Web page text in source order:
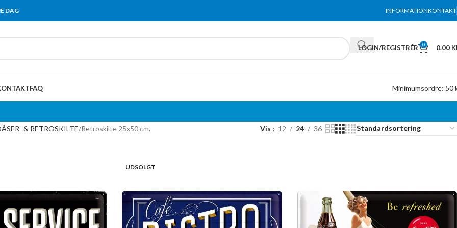
DAG INFORMATIONKONTAKT
LOGIN/REGISTRÉR 0 0.00
FAQ Minimumsordre: 50
& RETROSKILTE Retroskilte 25x50 cm. Vis 12 24 36
UDSOLGT